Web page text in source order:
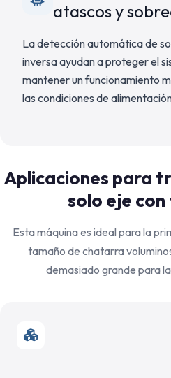
atascos y
La detección automática de
inversa ayudan a proteger el
mantener un funcionamiento
las condiciones de
Aplicaciones para
solo eje
Esta máquina es ideal para la
tamaño de chatarra
demasiado grande para